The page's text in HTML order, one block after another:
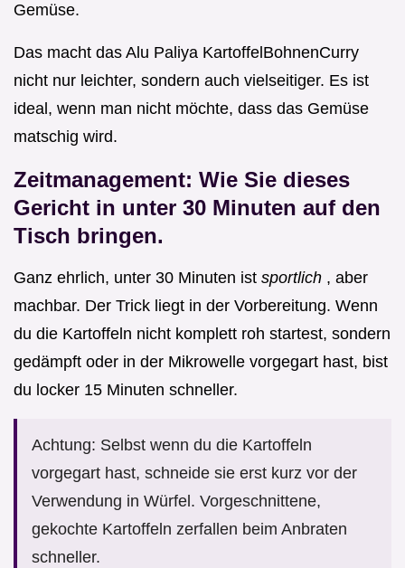
Gemüse.
Das macht das Alu Paliya KartoffelBohnenCurry
nicht nur leichter, sondern auch vielseitiger. Es ist
ideal, wenn man nicht möchte, dass das Gemüse
matschig wird.
Zeitmanagement: Wie Sie dieses
Gericht in unter 30 Minuten auf den
Tisch bringen.
Ganz ehrlich, unter 30 Minuten ist sportlich , aber
machbar. Der Trick liegt in der Vorbereitung. Wenn
du die Kartoffeln nicht komplett roh startest, sondern
gedämpft oder in der Mikrowelle vorgegart hast, bist
du locker 15 Minuten schneller.
Achtung: Selbst wenn du die Kartoffeln
vorgegart hast, schneide sie erst kurz vor der
Verwendung in Würfel. Vorgeschnittene,
gekochte Kartoffeln zerfallen beim Anbraten
schneller.